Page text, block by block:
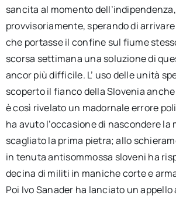
sancita al momento
provvisoriamente, sperando di
che portasse il confine sul fiume
scorsa settimana una soluzione di
ancor più difficile. L’ uso delle unità
scoperto il fianco della Slovenia anche
è così rivelato un madornale errore
ha avuto l’occasione di nascondere la
scagliato la prima pietra; allo
in tenuta antisommossa sloveni ha
decina di militi in maniche corte e
Poi Ivo Sanader ha lanciato un